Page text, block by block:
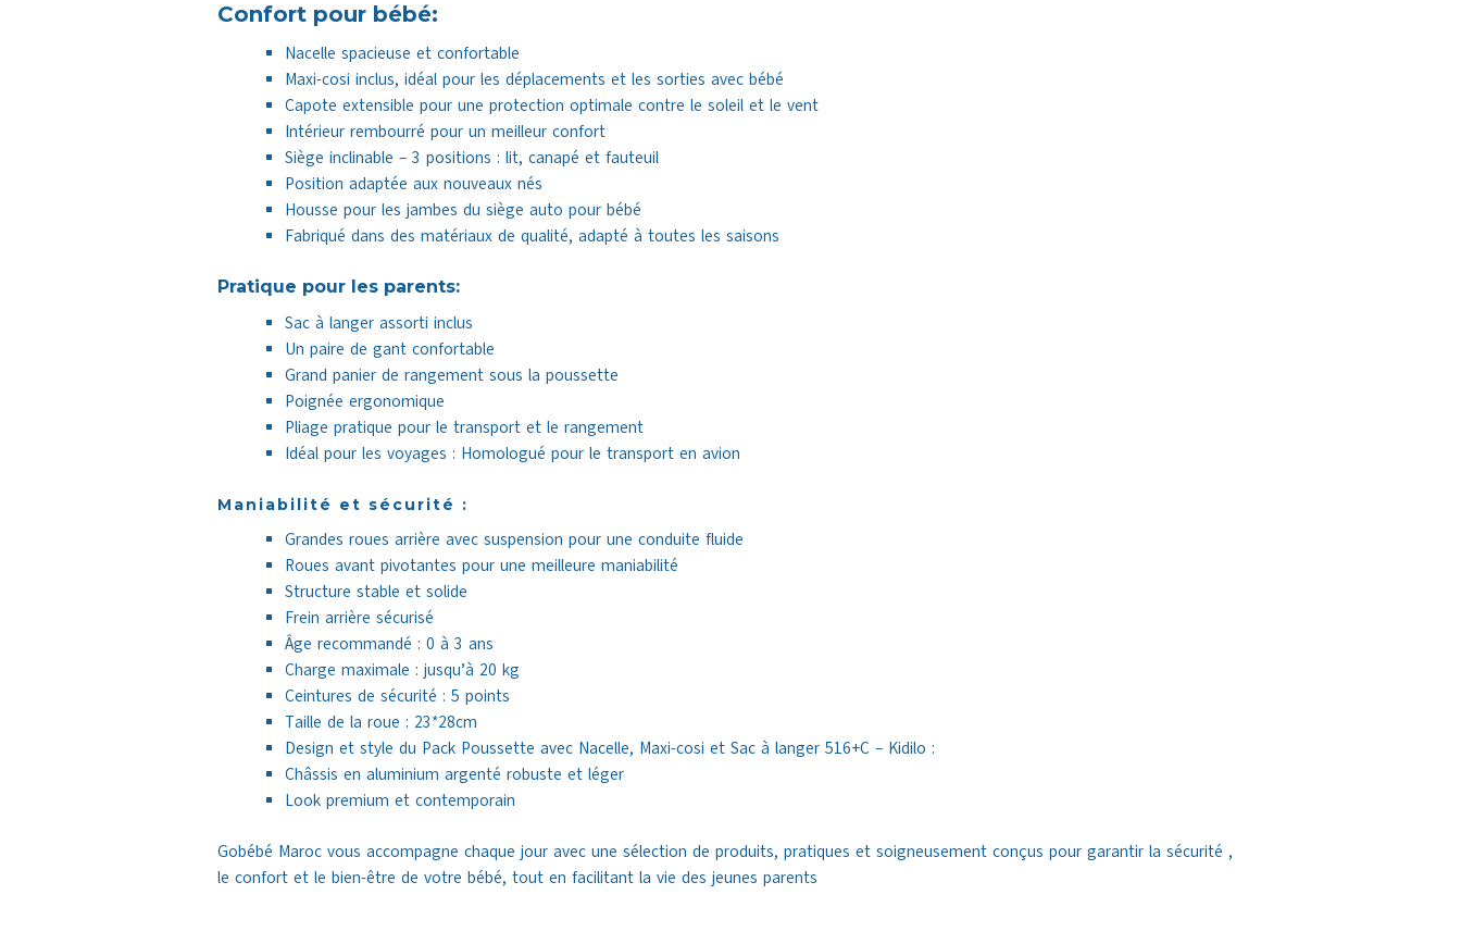
Confort pour bébé:
Nacelle spacieuse et confortable
Maxi-cosi inclus, idéal pour les déplacements et les sorties avec bébé
Capote extensible pour une protection optimale contre le soleil et le vent
Intérieur rembourré pour un meilleur confort
Siège inclinable – 3 positions : lit, canapé et fauteuil
Position adaptée aux nouveaux nés
Housse pour les jambes du siège auto pour bébé
Fabriqué dans des matériaux de qualité, adapté à toutes les saisons
Pratique pour les parents:
Sac à langer assorti inclus
Un paire de gant confortable
Grand panier de rangement sous la poussette
Poignée ergonomique
Pliage pratique pour le transport et le rangement
Idéal pour les voyages : Homologué pour le transport en avion
Maniabilité et sécurité :
Grandes roues arrière avec suspension pour une conduite fluide
Roues avant pivotantes pour une meilleure maniabilité
Structure stable et solide
Frein arrière sécurisé
Âge recommandé : 0 à 3 ans
Charge maximale : jusqu’à 20 kg
Ceintures de sécurité : 5 points
Taille de la roue : 23*28cm
Design et style du Pack Poussette avec Nacelle, Maxi-cosi et Sac à langer 516+C – Kidilo :
Châssis en aluminium argenté robuste et léger
Look premium et contemporain
Gobébé Maroc vous accompagne chaque jour avec une sélection de produits, pratiques et soigneusement conçus pour garantir la sécurité ,
le confort et le bien-être de votre bébé, tout en facilitant la vie des jeunes parents